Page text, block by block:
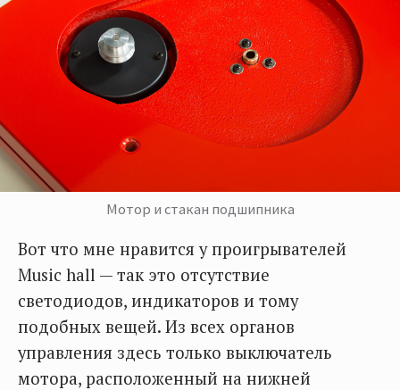
Мотор и стакан подшипника
Вот что мне нравится у проигрывателей
Music hall — так это отсутствие
светодиодов, индикаторов и тому
подобных вещей. Из всех органов
управления здесь только выключатель
мотора, расположенный на нижней